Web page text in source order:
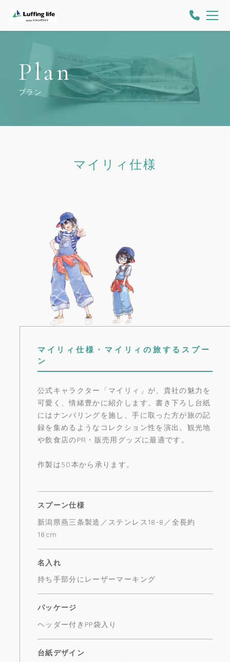
Plan
プラン
マイリィ仕様
マイリィ仕様・マイリィの旅するスプー
ン
公式キャラクター「マイリィ」が、貴社の魅力を
可愛く、情緒豊かに紹介します。書き下ろし台紙
にはナンバリングを施し、手に取った方が旅の記
録を集めるようなコレクション性を演出。観光地
や飲食店のPR・販売用グッズに最適です。
作製は50本から承ります。
スプーン仕様
新潟県燕三条製造／ステンレス18-8／全長約
18cm
名入れ
持ち手部分にレーザーマーキング
パッケージ
ヘッダー付きPP袋入り
台紙デザイン